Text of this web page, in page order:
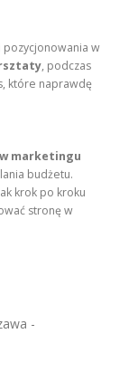
pozycjonowania w
, podczas
które naprawdę
w marketingu
budżetu.
krok po kroku
stronę w
-